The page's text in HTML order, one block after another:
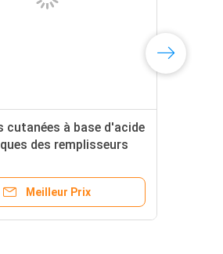
cutanées à base d'acide
des remplisseurs
Meilleur Prix